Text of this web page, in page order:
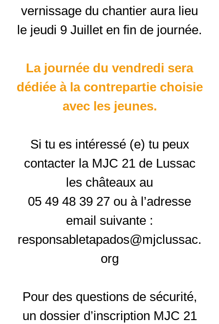
vernissage du chantier aura lieu
le jeudi 9 Juillet en fin de journée.
La journée du vendredi sera
dédiée à la contrepartie choisie
avec les jeunes.
Si tu es intéressé (e) tu peux
contacter la MJC 21 de Lussac
les châteaux au
05 49 48 39 27 ou à l’adresse
email suivante :
responsabletapados@mjclussac.
org
Pour des questions de sécurité,
un dossier d’inscription MJC 21